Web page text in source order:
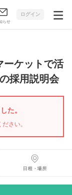
らせ
ログイン
ーケットで活
採用説明会
た。
さい。
日程・場所